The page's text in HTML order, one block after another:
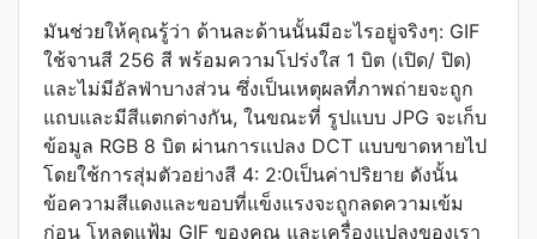
มันช่วยให้คุณรู้ว่า ด้านละด้านนั้นมีอะไรอยู่จริงๆ: GIF
ใช้จานสี 256 สี พร้อมความโปร่งใส 1 บิต (เปิด/ ปิด)
และไม่มีอัลฟ่าบางส่วน ซึ่งเป็นเหตุผลที่ภาพถ่ายจะถูก
แถบและมีสีแตกต่างกัน, ในขณะที่ รูปแบบ JPG จะเก็บ
ข้อมูล RGB 8 บิต ผ่านการแปลง DCT แบบขาดหายไป
โดยใช้การสุ่มตัวอย่างสี 4: 2:0เป็นค่าปริยาย ดังนั้น
ข้อความสีแดงและขอบที่แข็งแรงจะถูกลดความเข้ม
ก่อน โหลดแฟ้ม GIF ของคุณ และเครื่องแปลงของเรา